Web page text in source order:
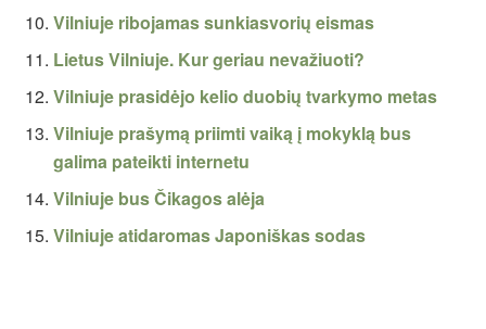
Vilniuje ribojamas sunkiasvorių eismas
Lietus Vilniuje. Kur geriau nevažiuoti?
Vilniuje prasidėjo kelio duobių tvarkymo metas
Vilniuje prašymą priimti vaiką į mokyklą bus
galima pateikti internetu
Vilniuje bus Čikagos alėja
Vilniuje atidaromas Japoniškas sodas